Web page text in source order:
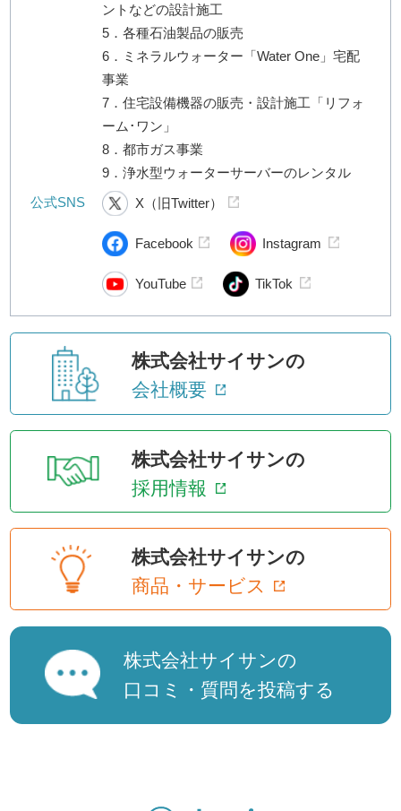
ントなどの設計施工
5．各種石油製品の販売
6．ミネラルウォーター「Water One」宅配
事業
7．住宅設備機器の販売・設計施工「リフォ
ーム･ワン」
8．都市ガス事業
9．浄水型ウォーターサーバーのレンタル
公式SNS
X（旧Twitter）
Facebook Instagram
YouTube TikTok
株式会社サイサンの
会社概要
株式会社サイサンの
採用情報
株式会社サイサンの
商品・サービス
株式会社サイサンの
口コミ・質問を投稿する